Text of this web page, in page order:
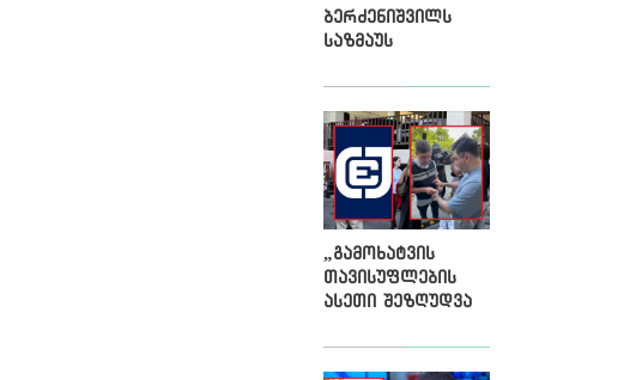
ბერძენიშვილს
საზმაუს
მეორე ვადითაც
სურს
„გამოხატვის
თავისუფლების
ასეთი შეზღუდვა
ოცნებისთვისაც“
უპრეცენდენტოა“,